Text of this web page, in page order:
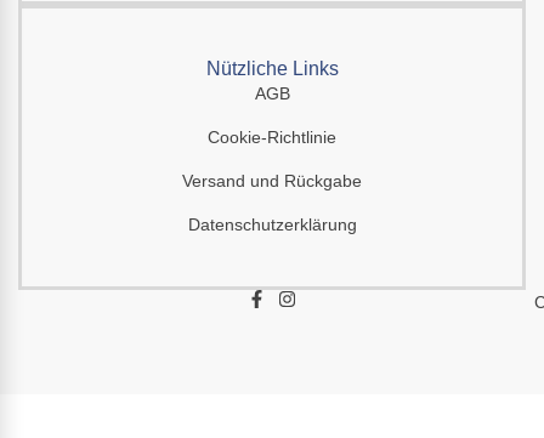
Nützliche Links
AGB
Cookie-Richtlinie
Versand und Rückgabe
Datenschutzerklärung
F
I